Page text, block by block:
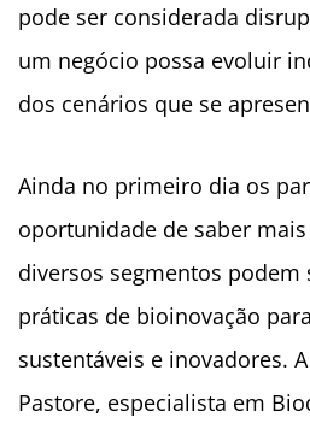
pode ser considerada
um negócio possa evoluir
dos cenários que se
Ainda no primeiro dia os
oportunidade de saber
diversos segmentos podem
práticas de bioinovação
sustentáveis e inovadores.
Pastore, especialista em